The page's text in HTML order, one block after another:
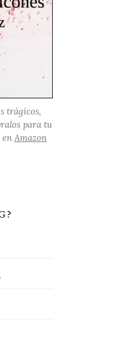
trágicos,
para tu
enAmazon